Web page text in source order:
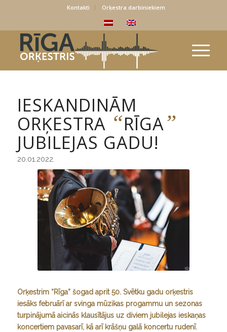
Kontakti Orķestra darbiniekiem
IESKANDINĀM
ORĶESTRA “RĪGA”
JUBILEJAS GADU!
20.01.2022.
Orķestrim “Rīga” šogad aprit 50. Svētku gadu orķestris
iesāks februārī ar svinga mūzikas progammu un sezonas
turpinājumā aicinās klausītājus uz diviem jubilejas ieskaņas
koncertiem pavasarī, kā arī krāšņu galā koncertu rudenī.